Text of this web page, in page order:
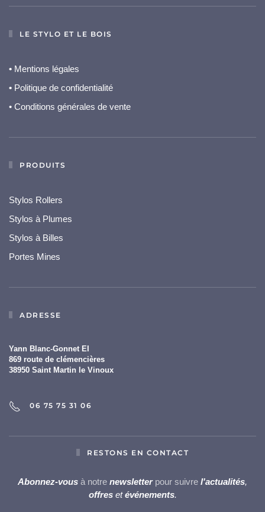
LE STYLO ET LE BOIS
• Mentions légales
• Politique de confidentialité
• Conditions générales de vente
PRODUITS
Stylos Rollers
Stylos à Plumes
Stylos à Billes
Portes Mines
ADRESSE
Yann Blanc-Gonnet EI
869 route de clémencières
38950 Saint Martin le Vinoux
06 75 75 31 06
RESTONS EN CONTACT
Abonnez-vous à notre newsletterpour suivre l'actualités,
offresetévénements.